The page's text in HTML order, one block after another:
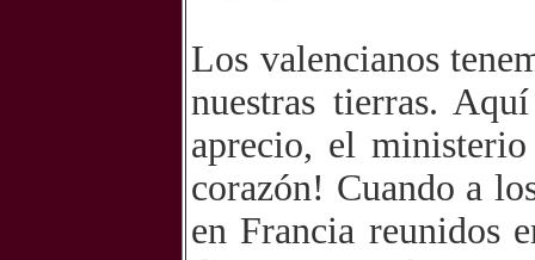
Los valencianos
nuestras tierras.
aprecio, el ministerio
corazón! Cuando a
en Francia reunidos